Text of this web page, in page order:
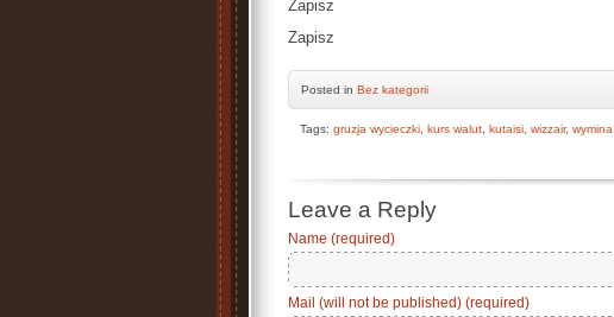
Zapisz
Zapisz
Posted in Bez kategorii
Tags: gruzja wycieczki kurs walut kutaisi wizzair,
Leave a Reply
Name (required)
Mail (will not be published) (required)